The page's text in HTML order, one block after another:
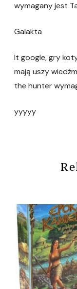
wymagany jest
Galakta
lt google, gry
mają uszy
the hunter
yyyyy